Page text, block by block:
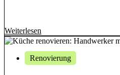
Weiterlesen
Renovierung